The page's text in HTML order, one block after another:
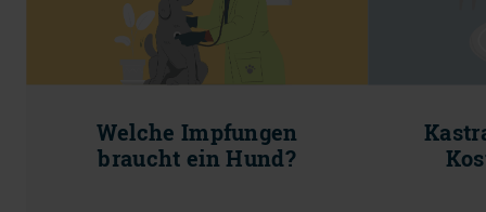
Welche Impfungen
braucht ein Hund?